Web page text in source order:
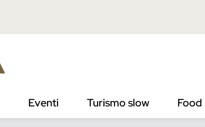
Eventi Turismo slow Food